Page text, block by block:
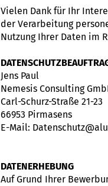
Vielen Dank für Ihr
der Verarbeitung
Nutzung Ihrer Daten im
Jens Paul
Nemesis Consulting
Carl-Schurz-Straße 21-23
66953 Pirmasens
E-Mail:
DATENERHEBUNG
Auf Grund Ihrer